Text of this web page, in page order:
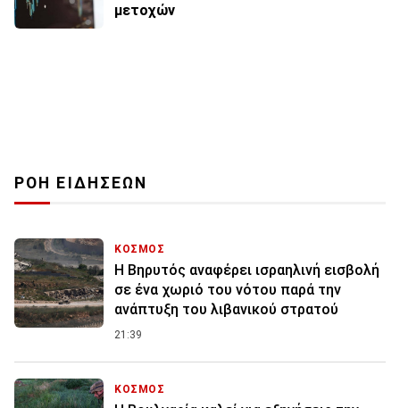
μετοχών
ΡΟΗ ΕΙΔΗΣΕΩΝ
ΚΟΣΜΟΣ
Η Βηρυτός αναφέρει ισραηλινή εισβολή
σε ένα χωριό του νότου παρά την
ανάπτυξη του λιβανικού στρατού
21:39
ΚΟΣΜΟΣ